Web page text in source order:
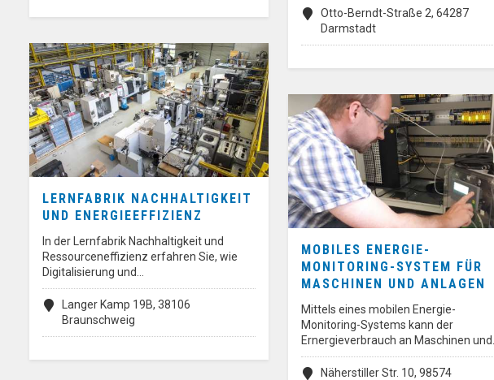
Otto-Berndt-Straße 2, 64287
Darmstadt
LERNFABRIK NACHHALTIGKEIT
UND ENERGIEEFFIZIENZ
In der Lernfabrik Nachhaltigkeit und
Ressourceneffizienz erfahren Sie, wie
Digitalisierung und…
Langer Kamp 19B, 38106
Braunschweig
MOBILES ENERGIE-
MONITORING-SYSTEM FÜR
MASCHINEN UND ANLAGEN
Mittels eines mobilen Energie-
Monitoring-Systems kann der
Ernergieverbrauch an Maschinen und…
Näherstiller Str. 10, 98574